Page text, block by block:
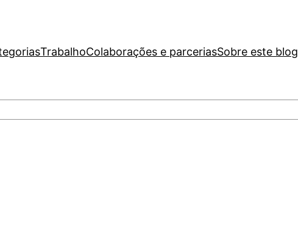
TrabalhoColaborações e parceriasSobre este blog